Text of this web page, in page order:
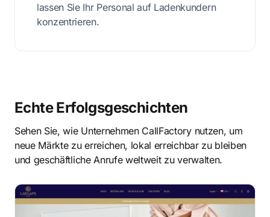
lassen Sie Ihr Personal auf Ladenkundern
konzentrieren.
Echte Erfolgsgeschichten
Sehen Sie, wie Unternehmen CallFactory nutzen, um
neue Märkte zu erreichen, lokal erreichbar zu bleiben
und geschäftliche Anrufe weltweit zu verwalten.